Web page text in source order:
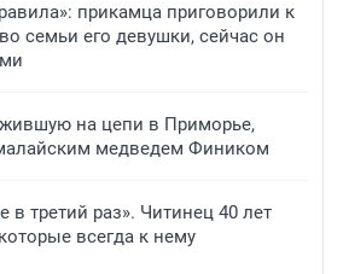
прикамца приговорили к
семьи его девушки, сейчас он
на цепи в Приморье,
медведем Фиником
в третий раз». Читинец 40 лет
всегда к нему